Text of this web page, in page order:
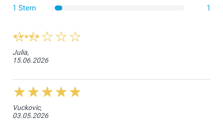
1 Stern
1
Julia,
15.06.2026
Vuckovic,
03.05.2026